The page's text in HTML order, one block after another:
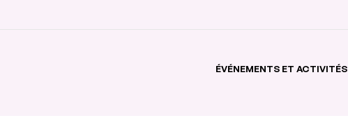
ÉVÉNEMENTS ET ACTIVITÉS